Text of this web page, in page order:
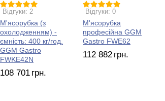
Відгуки: 2
М'ясорубка (з
охолодженням) -
ємність: 400 кг/год.
GGM Gastro
FWKE42N
108 701 грн.
Відгуки: 0
М'ясорубка
професійна GGM
Gastro FWE62
112 882 грн.